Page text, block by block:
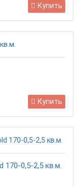
Купить
Купить
170-0,5-2,5 кв.м.